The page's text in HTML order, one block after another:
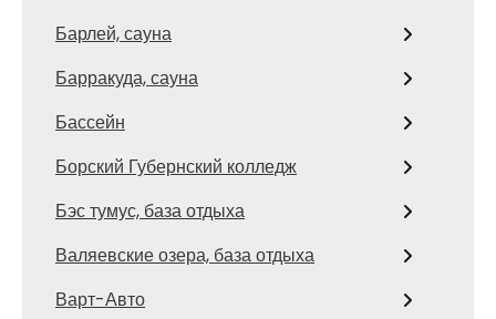
Барлей, сауна
Барракуда, сауна
Бассейн
Борский Губернский колледж
Бэс тумус, база отдыха
Валяевские озера, база отдыха
Варт-Авто